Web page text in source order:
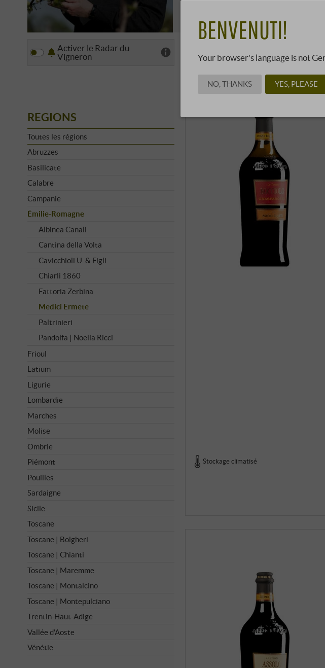
Stockage climatisé
Activer le Radar du
Vigneron
REGIONS
Toutes les régions
Abruzzes
Basilicate
Calabre
Campanie
Émilie-Romagne
Albinea Canali
Cantina della Volta
Cavicchioli U. & Figli
Chiarli 1860
Fattoria Zerbina
Medici Ermete
Paltrinieri
Pandolfa | Noelia Ricci
Frioul
Latium
Ligurie
Lombardie
Marches
Molise
Ombrie
Piémont
Pouilles
Sardaigne
Sicile
Toscane
Toscane | Bolgheri
Toscane | Chianti
Toscane | Maremme
Toscane | Montalcino
Toscane | Montepulciano
Trentin-Haut-Adige
Vallée d'Aoste
Vénétie
BENVENUTI!
Your browser's language is not
NO, THANKS YES, PLEASE